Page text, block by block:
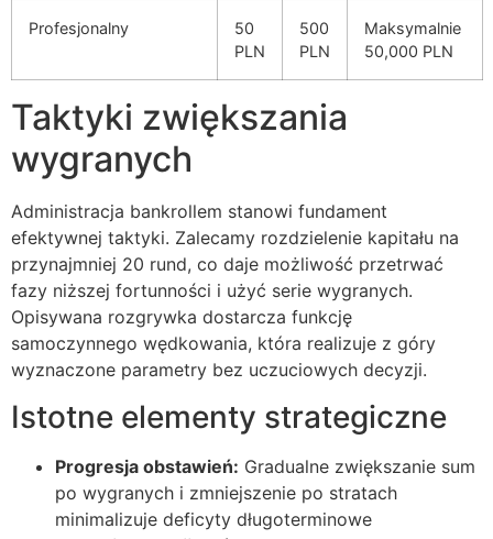
Profesjonalny
50
PLN
500
PLN
Maksymalnie
50,000 PLN
Taktyki zwiększania
wygranych
Administracja bankrollem stanowi fundament
efektywnej taktyki. Zalecamy rozdzielenie kapitału na
przynajmniej 20 rund, co daje możliwość przetrwać
fazy niższej fortunności i użyć serie wygranych.
Opisywana rozgrywka dostarcza funkcję
samoczynnego wędkowania, która realizuje z góry
wyznaczone parametry bez uczuciowych decyzji.
Istotne elementy strategiczne
Progresja obstawień: Gradualne zwiększanie sum
po wygranych i zmniejszenie po stratach
minimalizuje deficyty długoterminowe